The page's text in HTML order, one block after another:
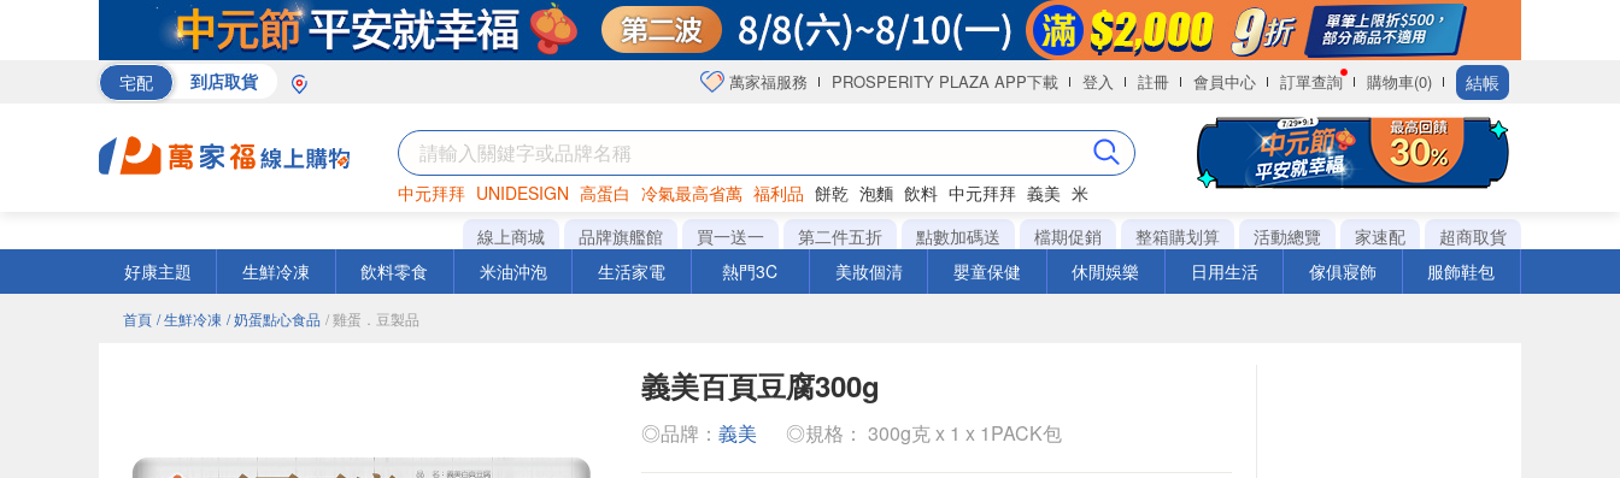
宅配 到店取貨 萬家福服務 PROSPERITY PLAZA APP下載 登入 註冊 會員中心 訂單查詢 購物車(0) 結帳
中元拜拜 UNIDESIGN 高蛋白 冷氣最高省萬 福利品 餅乾 泡麵 飲料 中元拜拜 義美 米
罐頭 海苔 洋芋片
線上商城 品牌旗艦館 買一送一 第二件五折 點數加碼送 檔期促銷 整箱購划算 活動總覽 家速配
超商取貨
好康主題
生鮮冷凍 飲料零食 米油沖泡 生活家電 熱門3C 美妝個清 嬰童保健 休閒娛樂 日用生活 傢俱寢飾 服飾鞋包
首頁 / 生鮮冷凍 / 奶蛋點心食品 / 雞蛋．豆製品
義美百頁豆腐300g
◎品牌： 義美 ◎規格： 300g克 x 1 x 1PACK包